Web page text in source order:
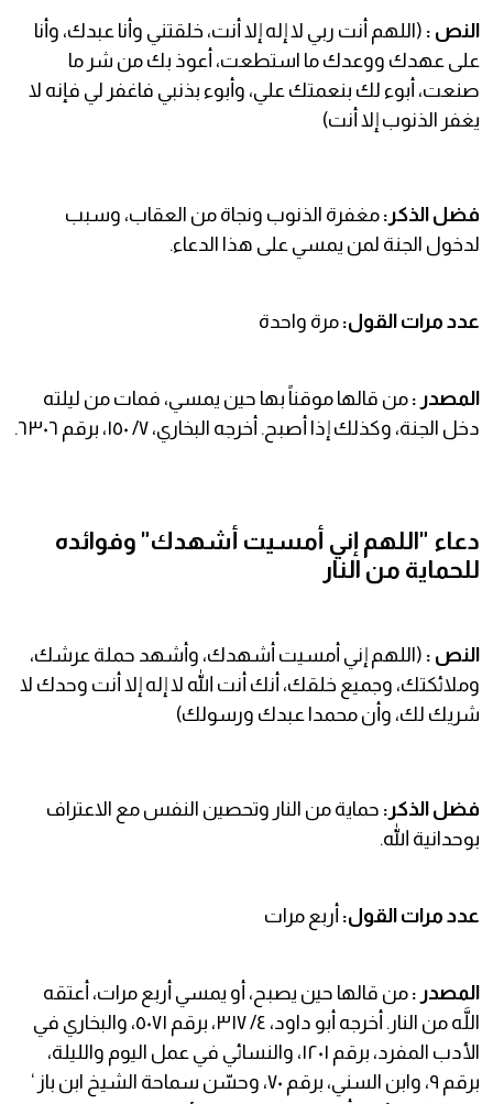
النص : (اللهم أنت ربي لا إله إلا أنت، خلقتني وأنا عبدك، وأنا
على عهدك ووعدك ما استطعت، أعوذ بك من شر ما
صنعت، أبوء لك بنعمتك علي، وأبوء بذنبي فاغفر لي فإنه لا
يغفر الذنوب إلا أنت)
فضل الذكر: مغفرة الذنوب ونجاة من العقاب، وسبب
لدخول الجنة لمن يمسي على هذا الدعاء.
عدد مرات القول: مرة واحدة
المصدر : من قالها موقناً بها حين يمسي، فمات من ليلته
دخل الجنة، وكذلك إذا أصبح. أخرجه البخاري، ٧/ ١٥٠، برقم ٦٣٠٦.
دعاء "اللهم إني أمسيت أشهدك" وفوائده
للحماية من النار
النص : (اللهم إني أمسيت أشهدك، وأشهد حملة عرشك،
وملائكتك، وجميع خلقك، أنك أنت الله لا إله إلا أنت وحدك لا
شريك لك، وأن محمدا عبدك ورسولك)
فضل الذكر: حماية من النار وتحصين النفس مع الاعتراف
بوحدانية الله.
عدد مرات القول: أربع مرات
المصدر : من قالها حين يصبح، أو يمسي أربع مرات، أعتقه
اللَّه من النار. أخرجه أبو داود، ٤/ ٣١٧، برقم ٥٠٧١، والبخاري في
الأدب المفرد، برقم ١٢٠١، والنسائي في عمل اليوم والليلة،
برقم ٩، وابن السني، برقم ٧٠، وحسّن سماحة الشيخ ابن باز ‘